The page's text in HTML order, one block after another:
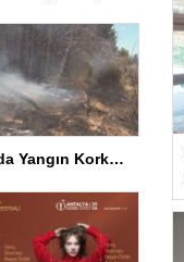
Çatalca’da Yangın Korkuttu